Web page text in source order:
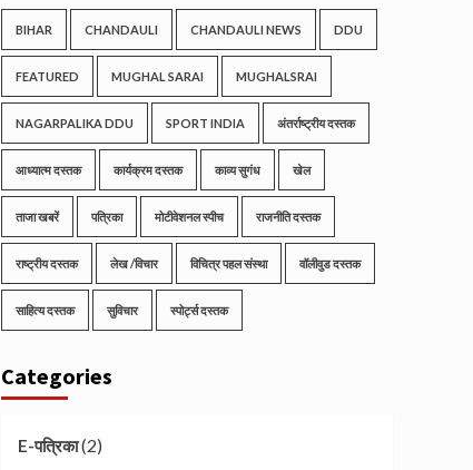
BIHAR CHANDAULI CHANDAULI NEWS DDU
FEATURED MUGHAL SARAI MUGHALSRAI
NAGARPALIKA DDU SPORT INDIA अंतर्राष्ट्रीय दस्तक
आध्यात्म दस्तक कार्यक्रम दस्तक काव्य सुगंध खेल
ताजा खबरें पत्रिका मोटीवेशनल स्पीच राजनीति दस्तक
राष्ट्रीय दस्तक लेख /विचार विचित्र पहल संस्था वॉलीवुड दस्तक
साहित्य दस्तक सुविचार स्पोर्ट्स दस्तक
Categories
E-पत्रिका(2)